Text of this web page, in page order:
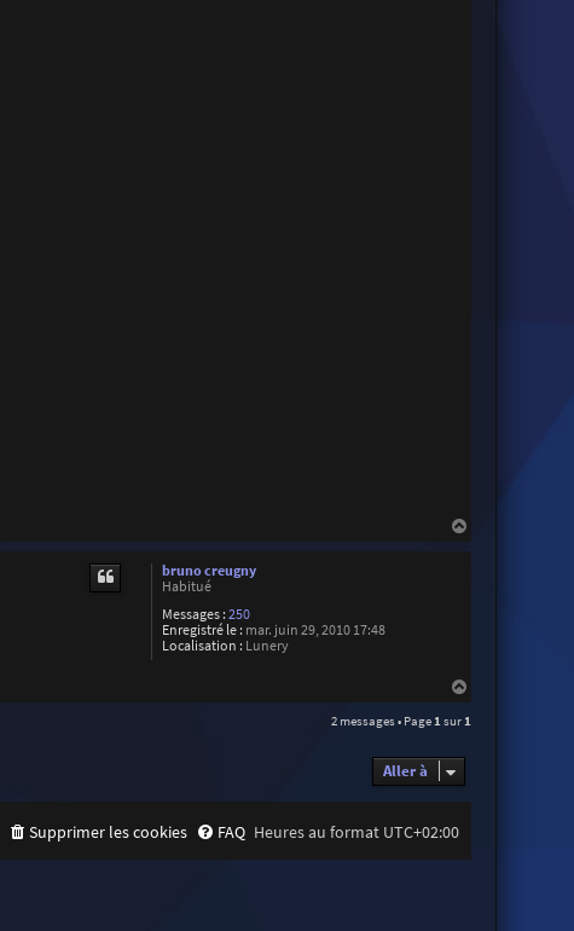
a
bruno creugny
Habitué
Messages : 250
Enregistré le : mar. juin 29, 2010 17:48
Localisation : Lunery
a
u
2 messages • Page 1 sur 1
Aller à
Heures au format UTC+02:00
FAQ
Supprimer les cookies